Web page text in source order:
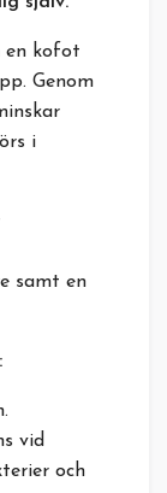
en kofot
Genom
i
samt en
vid
och